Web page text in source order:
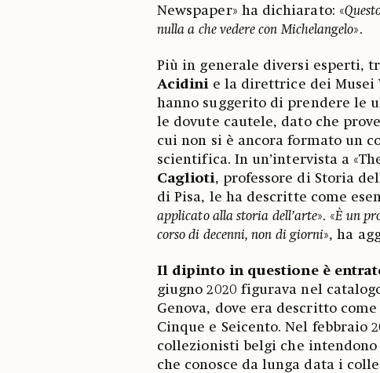
Newspaper» ha dichiarato: «
nulla a che vedere con Michelangelo».
Più in generale diversi esperti,
Acidinie la direttrice dei Musei
hanno suggerito di prendere le
le dovute cautele, dato che
cui non si è ancora formato un
scientifica. In un’intervista a
Caglioti, professore di Storia
di Pisa, le ha descritte come
applicato alla storia dell’arte». «È un
corso di decenni, non di giorni», ha
Il dipinto in questione è
giugno 2020 figurava nel
Genova, dove era descritto
Cinque e Seicento. Nel febbraio
collezionisti belgi che
che conosce da lunga data i